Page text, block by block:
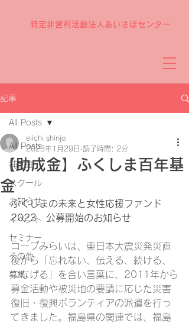
特定非営利活動法人あいさぽセンター
記事
All Posts
補助金
スクール
お知らせ
イベント
セミナー
その他
募集
All Posts
【助成金】ふくしま百年基
金
eiichi shinjo
2023年1月29日 読了時間: 2分
ふくしまの未来と女性応援ファンド
2023　公募開始のお知らせ
コープみらいは、東日本大震災発災直
後から「忘れない、伝える、続ける、
つなげる」を合い言葉に、2011年から
募金活動や被災地の要請に応じた災害
復旧・復興ボランティアの派遣を行っ
てきました。福島県の関連では、福島